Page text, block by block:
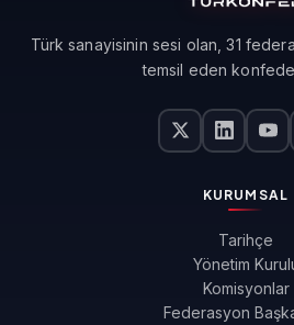
Türk sanayisinin sesi olan, 31
temsil eden
KURUMSAL
Tarihçe
Yönetim
Komisyonlar
Federasyon